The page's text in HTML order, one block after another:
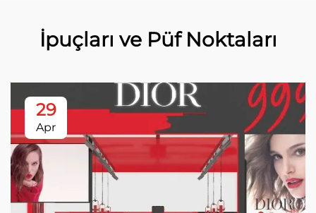
İpuçları ve Püf Noktaları
29
Apr